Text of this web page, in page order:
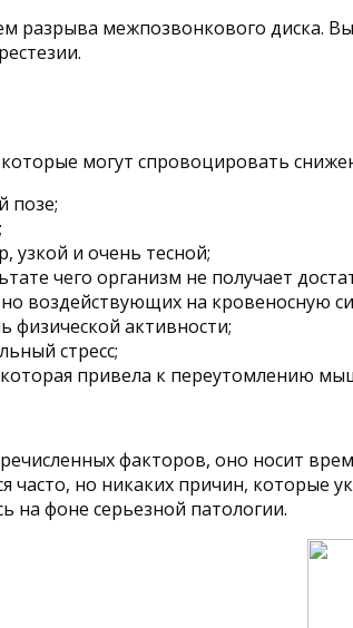
разрыва межпозвонкового диска.
могут спровоцировать
позе;
узкой и очень тесной;
чего организм не получает
воздействующих на кровеносную
физической активности;
стресс;
привела к переутомлению
факторов, оно носит
часто, но никаких причин,
на фоне серьезной патологии.